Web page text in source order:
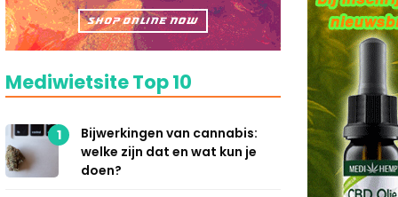
Mediwietsite Top 10
1
Bijwerkingen van cannabis:
welke zijn dat en wat kun je
doen?